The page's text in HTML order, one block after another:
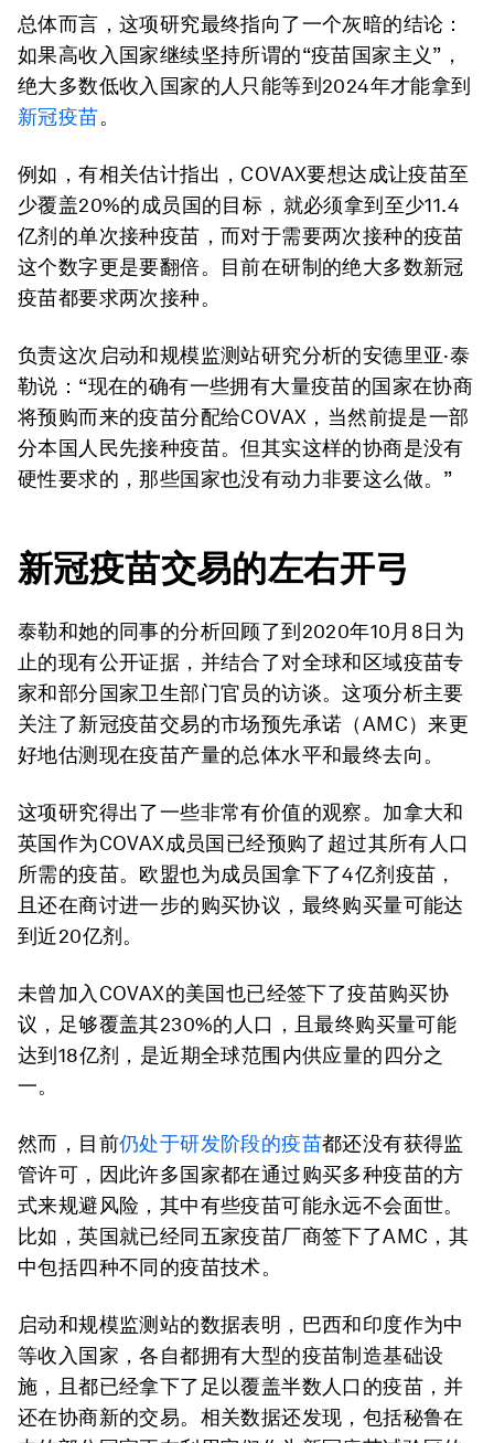
总体而言，这项研究最终指向了一个灰暗的结论：
如果高收入国家继续坚持所谓的“疫苗国家主义”，
绝大多数低收入国家的人只能等到2024年才能拿到
新冠疫苗。
例如，有相关估计指出，COVAX要想达成让疫苗至
少覆盖20%的成员国的目标，就必须拿到至少11.4
亿剂的单次接种疫苗，而对于需要两次接种的疫苗
这个数字更是要翻倍。目前在研制的绝大多数新冠
疫苗都要求两次接种。
负责这次启动和规模监测站研究分析的安德里亚·泰
勒说：“现在的确有一些拥有大量疫苗的国家在协商
将预购而来的疫苗分配给COVAX，当然前提是一部
分本国人民先接种疫苗。但其实这样的协商是没有
硬性要求的，那些国家也没有动力非要这么做。”
新冠疫苗交易的左右开弓
泰勒和她的同事的分析回顾了到2020年10月8日为
止的现有公开证据，并结合了对全球和区域疫苗专
家和部分国家卫生部门官员的访谈。这项分析主要
关注了新冠疫苗交易的市场预先承诺（AMC）来更
好地估测现在疫苗产量的总体水平和最终去向。
这项研究得出了一些非常有价值的观察。加拿大和
英国作为COVAX成员国已经预购了超过其所有人口
所需的疫苗。欧盟也为成员国拿下了4亿剂疫苗，
且还在商讨进一步的购买协议，最终购买量可能达
到近20亿剂。
未曾加入COVAX的美国也已经签下了疫苗购买协
议，足够覆盖其230%的人口，且最终购买量可能
达到18亿剂，是近期全球范围内供应量的四分之
一。
然而，目前仍处于研发阶段的疫苗都还没有获得监
管许可，因此许多国家都在通过购买多种疫苗的方
式来规避风险，其中有些疫苗可能永远不会面世。
比如，英国就已经同五家疫苗厂商签下了AMC，其
中包括四种不同的疫苗技术。
启动和规模监测站的数据表明，巴西和印度作为中
等收入国家，各自都拥有大型的疫苗制造基础设
施，且都已经拿下了足以覆盖半数人口的疫苗，并
还在协商新的交易。相关数据还发现，包括秘鲁在